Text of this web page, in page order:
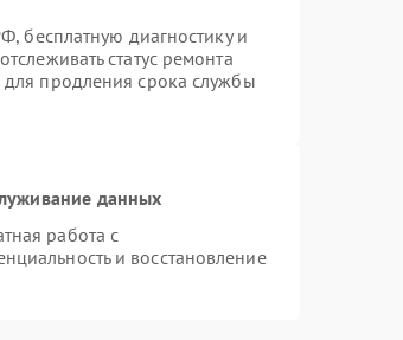
бесплатную диагностику и
статус ремонта
для продления срока службы
данных
работа с
и восстановление